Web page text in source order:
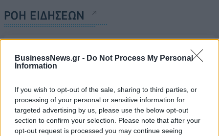
BusinessNews.gr - Do Not Process My Personal
Information
If you wish to opt-out of the sale, sharing to third parties, or
processing of your personal or sensitive information for
targeted advertising by us, please use the below opt-out
section to confirm your selection. Please note that after your
opt-out request is processed you may continue seeing
ΡΟΗ ΕΙΔΗΣΕΩΝ
παραλίες - Πρόστιμα έως 73.000 ευρώ και
σφραγίσεις επιχειρήσεων
Έρευνα ΕΟΤ: Η Ελλάδα στις κορυφαίες επιλογές
των Ευρωπαίων ταξιδιωτών
07/08/2026 - 10:56 ΤΟΥΡΙΣΜΟΣ